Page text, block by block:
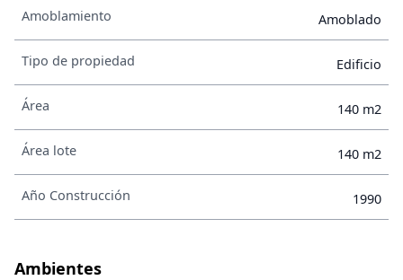
Amoblamiento Amoblado
Tipo de propiedad Edificio
Área 140 m2
Área lote 140 m2
Año Construcción 1990
Ambientes